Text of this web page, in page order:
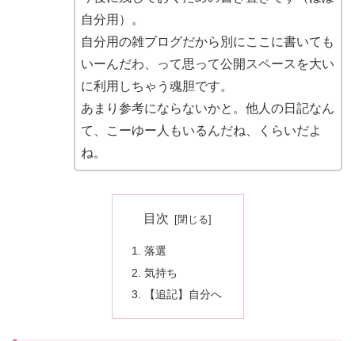
自分用）。
自分用の雑ブログだから別にここに書いても
いーんだわ、って思って公開スペースを大い
に利用しちゃう魂胆です。
あまり参考にならないかと。他人の日記なん
て、こーゆー人もいるんだね、くらいだよ
ね。
目次
落選
気持ち
【追記】自分へ